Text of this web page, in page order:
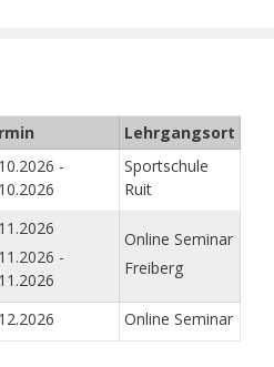
Lehrgangsort
-
Sportschule
Ruit
-
Online Seminar
Freiberg
Online Seminar